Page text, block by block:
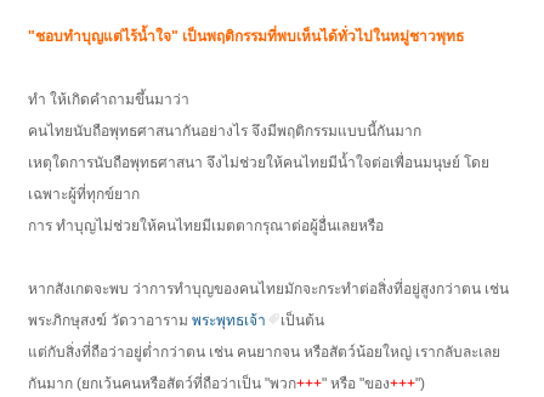
"ชอบทำบุญแต่ไร้น้ำใจ" เป็นพฤติกรรมที่พบเห็นได้ทั่วไปในหมู่ชาวพุทธ
ทำ ให้เกิดคำถามขึ้นมาว่า
คนไทยนับถือพุทธศาสนากันอย่างไร จึงมีพฤติกรรมแบบนี้กันมาก
เหตุใดการนับถือพุทธศาสนา จึงไม่ช่วยให้คนไทยมีน้ำใจต่อเพื่อนมนุษย์ โดย
เฉพาะผู้ที่ทุกข์ยาก
การ ทำบุญไม่ช่วยให้คนไทยมีเมตตากรุณาต่อผู้อื่นเลยหรือ
หากสังเกตจะพบ ว่าการทำบุญของคนไทยมักจะกระทำต่อสิ่งที่อยู่สูงกว่าตน เช่น
พระภิกษุสงฆ์ วัดวาอารามพระพุทธเจ้า
เป็นต้น
แต่กับสิ่งที่ถือว่าอยู่ต่ำกว่าตน เช่น คนยากจน หรือสัตว์น้อยใหญ่ เรากลับละเลย
กันมาก (ยกเว้นคนหรือสัตว์ที่ถือว่าเป็น "พวก+++" หรือ "ของ+++")